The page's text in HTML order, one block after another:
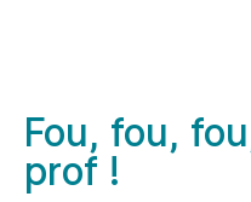
Fou, fou,
prof !